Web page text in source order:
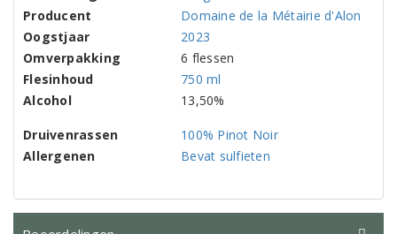
Producent
Domaine de la Métairie d'Alon
Oogstjaar
2023
Omverpakking
6 flessen
Flesinhoud
750 ml
Alcohol
13,50%
Druivenrassen
100% Pinot Noir
Allergenen
Bevat sulfieten